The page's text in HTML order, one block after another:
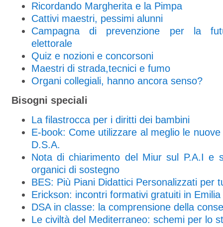
Ricordando Margherita e la Pimpa
Cattivi maestri, pessimi alunni
Campagna di prevenzione per la
elettorale
Quiz e nozioni e concorsoni
Maestri di strada,tecnici e fumo
Organi collegiali, hanno ancora senso?
Bisogni speciali
La filastrocca per i diritti dei bambini
E-book: Come utilizzare al meglio le
D.S.A.
Nota di chiarimento del Miur sul P.A.I e
organici di sostegno
BES: Più Piani Didattici Personalizzati per
Erickson: incontri formativi gratuiti in Emilia
DSA in classe: la comprensione della
Le civiltà del Mediterraneo: schemi per lo